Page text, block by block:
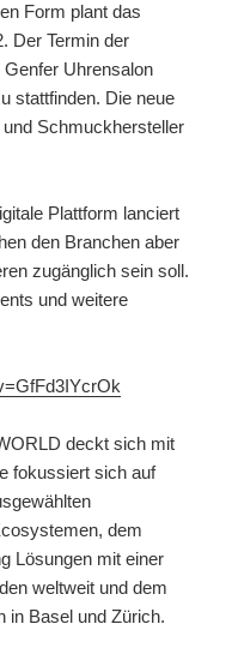
Form plant das
Der Termin der
Uhrensalon
stattfinden. Die neue
Schmuckhersteller
Plattform lanciert
den Branchen aber
zugänglich sein soll.
und weitere
deckt sich mit
fokussiert sich auf
dem
Lösungen mit einer
weltweit und dem
in Basel und Zürich.